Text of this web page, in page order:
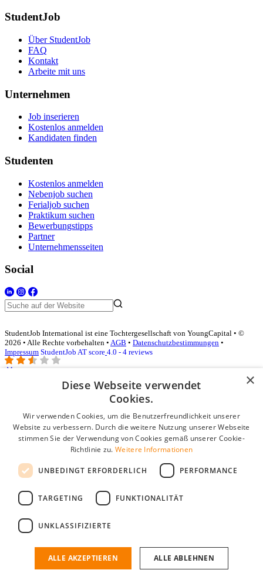
StudentJob
Über StudentJob
FAQ
Kontakt
Arbeite mit uns
Unternehmen
Job inserieren
Kostenlos anmelden
Kandidaten finden
Studenten
Kostenlos anmelden
Nebenjob suchen
Ferialjob suchen
Praktikum suchen
Bewerbungstipps
Partner
Unternehmensseiten
Social
StudentJob International ist eine Tochtergesellschaft von YoungCapital • ©
2026 • Alle Rechte vorbehalten • AGB • Datenschutzbestimmungen •
Impressum StudentJob AT score 4.0 - 4 reviews
Login für Unternehmen
E-Mail*
Passwort
Angemeldet bleiben
Passwort vergessen?
Kostenloses Unternehmensprofil
Wenn Sie sich registriert haben, können Sie ein Unternehmensprofil
passenden Mitarbeiter zu finden.
×
Diese Webseite verwendet
Cookies.
Wir verwenden Cookies, um die Benutzerfreundlichkeit unserer
Website zu verbessern. Durch die weitere Nutzung unserer Webseite
stimmen Sie der Verwendung von Cookies gemäß unserer Cookie-
Richtlinie zu. Weitere Informationen
UNBEDINGT ERFORDERLICH PERFORMANCE
TARGETING FUNKTIONALITÄT
UNKLASSIFIZIERTE
ALLE AKZEPTIEREN ALLE ABLEHNEN